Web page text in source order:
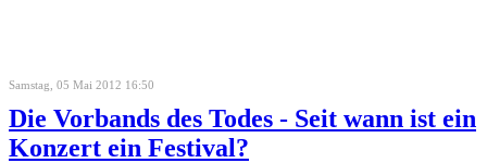
Samstag, 05 Mai 2012 16:50
Die Vorbands des Todes - Seit wann ist ein
Konzert ein Festival?